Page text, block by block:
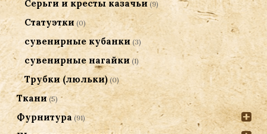
Серьги и кресты казачьи (9)
Статуэтки (0)
сувенирные кубанки (3)
сувенирные нагайки (1)
Трубки (люльки) (0)
Ткани (5)
Фурнитура (91)